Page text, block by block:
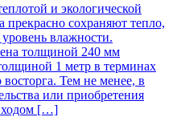
и экологической
прекрасно сохраняют тепло,
влажности.
толщиной 240 мм
1 метр в терминах
Тем не менее, в
или приобретения
[…]